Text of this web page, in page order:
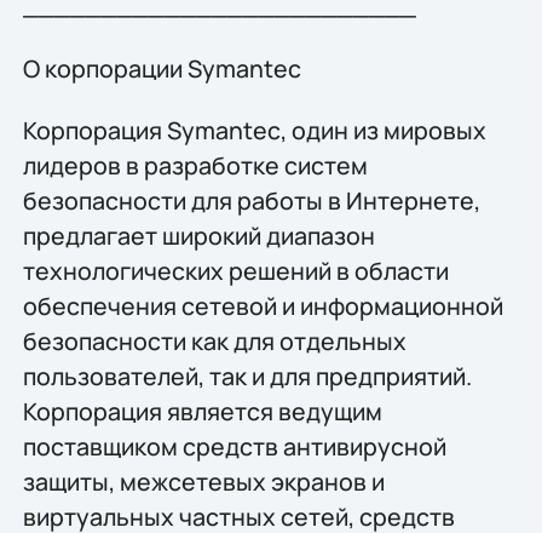
О корпорации Symantec
Корпорация Symantec, один из мировых
лидеров в разработке систем
безопасности для работы в Интернете,
предлагает широкий диапазон
технологических решений в области
обеспечения сетевой и информационной
безопасности как для отдельных
пользователей, так и для предприятий.
Корпорация является ведущим
поставщиком средств антивирусной
защиты, межсетевых экранов и
виртуальных частных сетей, средств